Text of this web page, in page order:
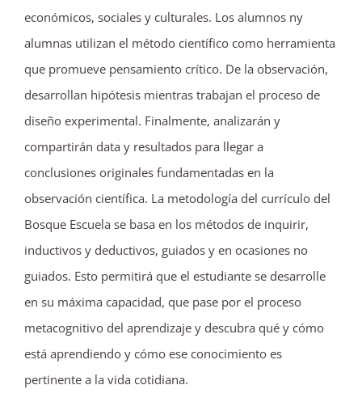
económicos, sociales y culturales. Los alumnos ny
alumnas utilizan el método científico como herramienta
que promueve pensamiento crítico. De la observación,
desarrollan hipótesis mientras trabajan el proceso de
diseño experimental. Finalmente, analizarán y
compartirán data y resultados para llegar a
conclusiones originales fundamentadas en la
observación científica. La metodología del currículo del
Bosque Escuela se basa en los métodos de inquirir,
inductivos y deductivos, guiados y en ocasiones no
guiados. Esto permitirá que el estudiante se desarrolle
en su máxima capacidad, que pase por el proceso
metacognitivo del aprendizaje y descubra qué y cómo
está aprendiendo y cómo ese conocimiento es
pertinente a la vida cotidiana.